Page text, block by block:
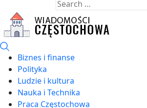
Biznes i finanse
Polityka
Ludzie i kultura
Nauka i Technika
Praca Częstochowa